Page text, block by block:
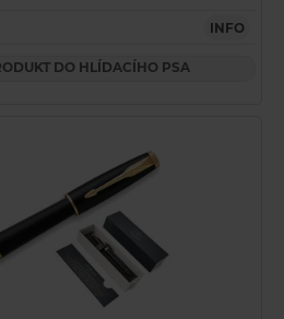
INFO
DO HLÍDACÍHO PSA